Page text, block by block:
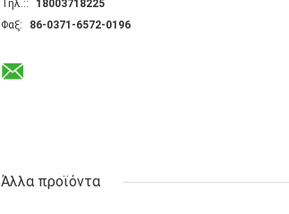
Τηλ.::
18003718225
Φαξ:
86-0371-6572-0196
Άλλα προϊόντα